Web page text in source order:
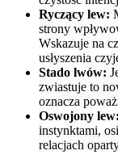
Ryczący lew:
strony
Wskazuje na
usłyszenia
Stado lwów:
zwiastuje to
oznacza
Oswojony lew:
instynktami,
relacjach